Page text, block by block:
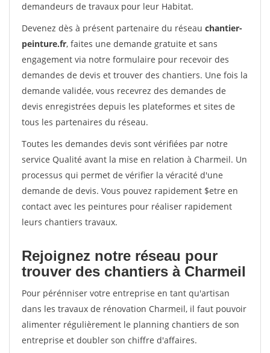
demandeurs de travaux pour leur Habitat.
Devenez dès à présent partenaire du réseau chantier-
peinture.fr, faites une demande gratuite et sans
engagement via notre formulaire pour recevoir des
demandes de devis et trouver des chantiers. Une fois la
demande validée, vous recevrez des demandes de
devis enregistrées depuis les plateformes et sites de
tous les partenaires du réseau.
Toutes les demandes devis sont vérifiées par notre
service Qualité avant la mise en relation à Charmeil. Un
processus qui permet de vérifier la véracité d'une
demande de devis. Vous pouvez rapidement $etre en
contact avec les peintures pour réaliser rapidement
leurs chantiers travaux.
Rejoignez notre réseau pour
trouver des chantiers à Charmeil
Pour pérénniser votre entreprise en tant qu'artisan
dans les travaux de rénovation Charmeil, il faut pouvoir
alimenter régulièrement le planning chantiers de son
entreprise et doubler son chiffre d'affaires.